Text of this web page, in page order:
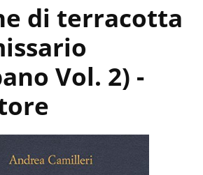
di terracotta
Vol. 2) -